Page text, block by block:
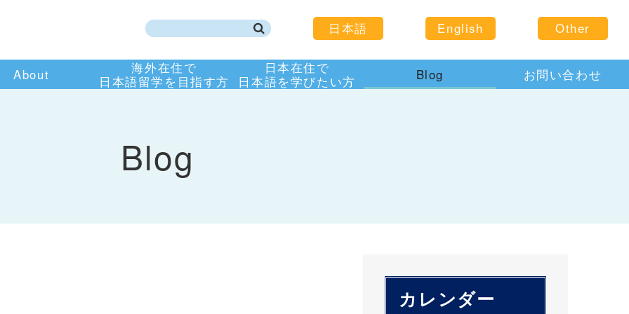
日本語 English Other
About
海外在住で
日本語留学を目指す方
日本在住で
日本語を学びたい方
Blog お問い合わせ
Blog
カレンダー